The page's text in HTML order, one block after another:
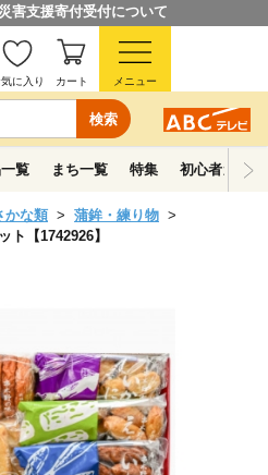
害支援寄付受付について
検索
に入り カート メニュー
覧 まち一覧 特集 初心者ガイド
かな類
蒲鉾・練り物
ト【1742926】